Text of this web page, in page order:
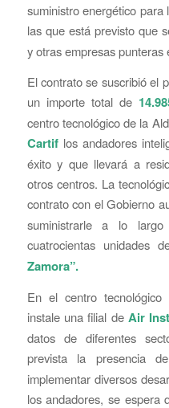
suministro energético
las que está previsto que
y otras empresas punteras
El contrato se suscribió el
un importe total de
centro tecnológico de la
Cartif los andadores
éxito y que llevará a
otros centros. La
contrato con el Gobierno
suministrarle a lo
cuatrocientas unidades
Zamora”.
En el centro
instale una filial deAir
datos de diferentes
prevista la presencia
implementar diversos
los andadores, se espera